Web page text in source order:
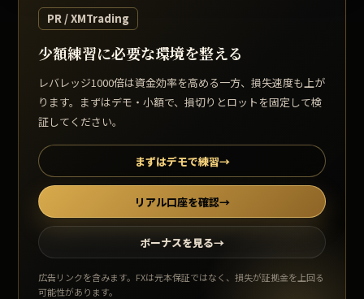
PR / XMTrading
少額練習に必要な環境を整える
レバレッジ1000倍は資金効率を高める一方、損失速度も上が
ります。まずはデモ・小額で、損切りとロットを固定して検
証してください。
まずはデモで練習→
リアル口座を確認→
ボーナスを見る→
広告リンクを含みます。FXは元本保証ではなく、損失が証拠金を上回る
可能性があります。